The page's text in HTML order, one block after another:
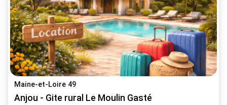
Maine-et-Loire 49
Anjou - Gite rural Le Moulin Gasté